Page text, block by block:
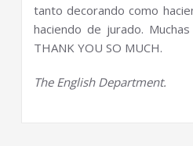
tanto decorando como
haciendo de jurado.
THANK YOU SO MUCH.
The English Department.